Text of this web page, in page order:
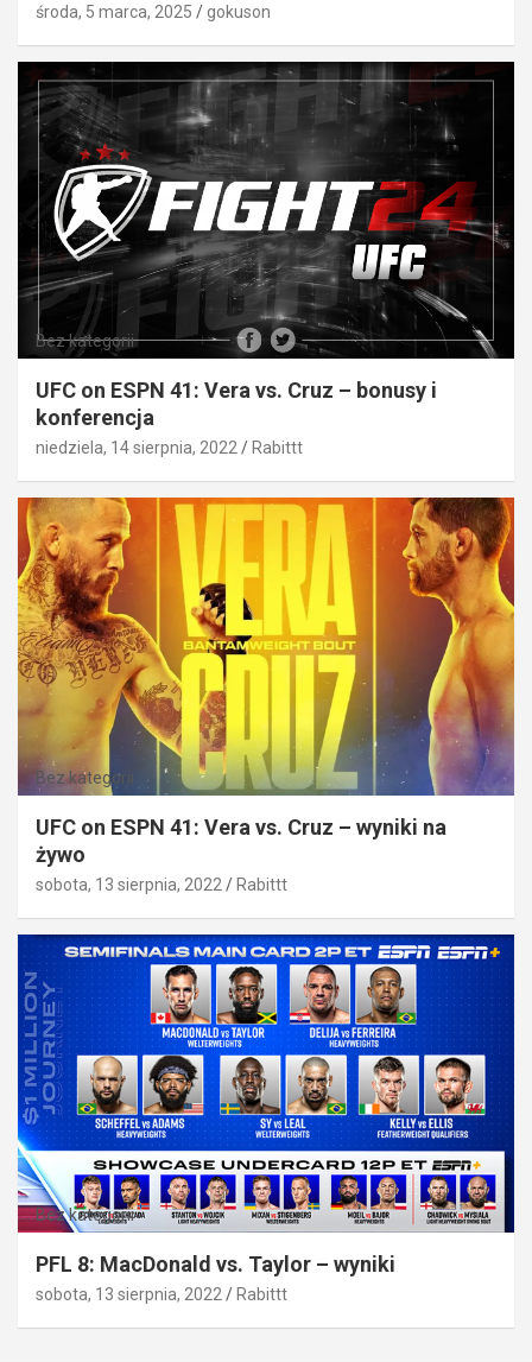
środa, 5 marca, 2025 gokuson
Bez kategorii
UFC on ESPN 41: Vera vs. Cruz – bonusy i
konferencja
niedziela, 14 sierpnia, 2022 Rabittt
Bez kategorii
UFC on ESPN 41: Vera vs. Cruz – wyniki na
żywo
sobota, 13 sierpnia, 2022 Rabittt
Bez kategorii
PFL 8: MacDonald vs. Taylor – wyniki
sobota, 13 sierpnia, 2022 Rabittt